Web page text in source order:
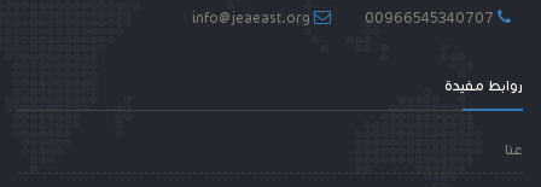
00966545340707
info@jeaeast.org
روابط مفيدة
عنا